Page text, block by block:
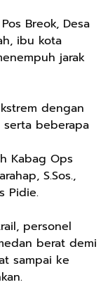
Breok, Desa
ibu kota
jarak
dengan
beberapa
Kabag Ops
S.Sos.,
Pidie.
personel
berat demi
sampai ke